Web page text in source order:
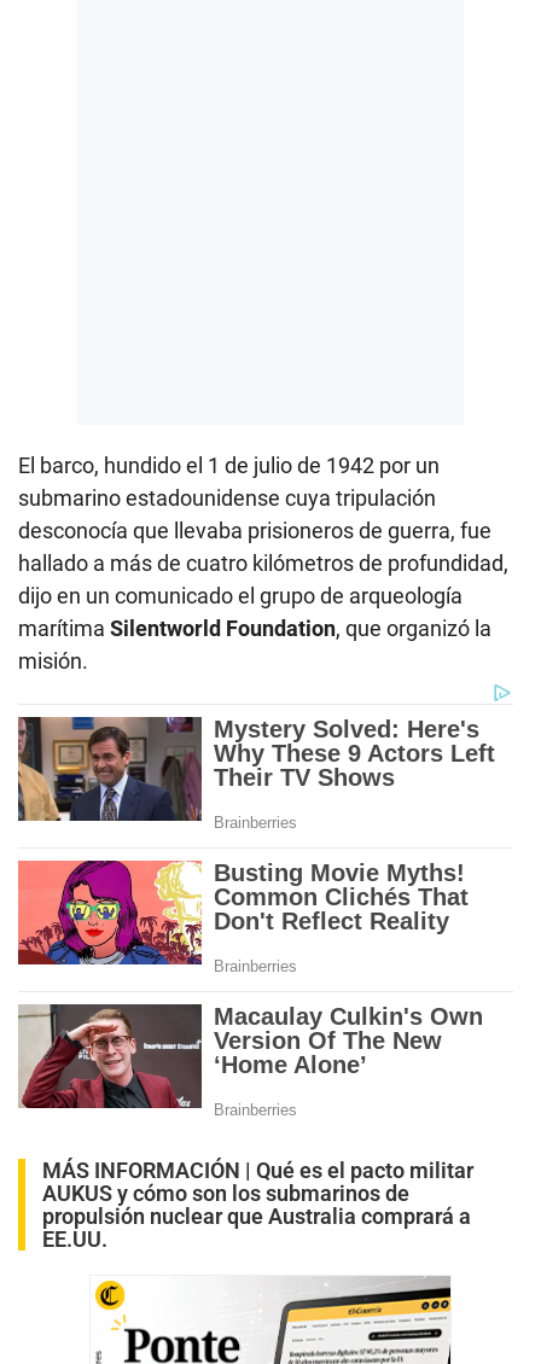
El barco, hundido el 1 de julio de 1942 por un
submarino estadounidense cuya tripulación
desconocía que llevaba prisioneros de guerra, fue
hallado a más de cuatro kilómetros de profundidad,
dijo en un comunicado el grupo de arqueología
marítima Silentworld Foundation, que organizó la
misión.
MÁS INFORMACIÓN | Qué es el pacto militar
AUKUS y cómo son los submarinos de
propulsión nuclear que Australia comprará a
EE.UU.